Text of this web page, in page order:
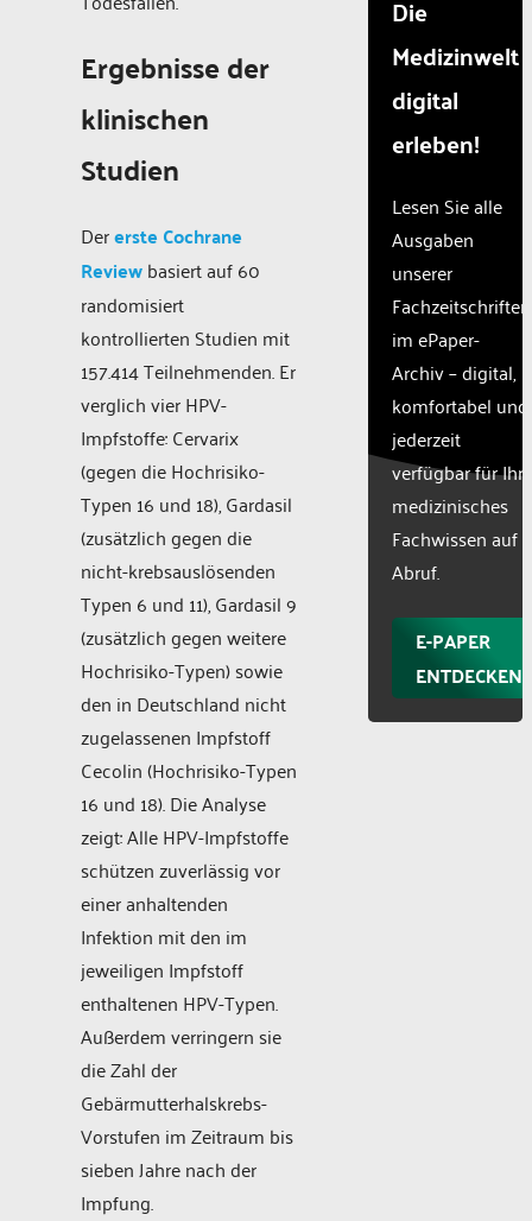
Ergebnisse der
klinischen
Studien
Dererste Cochrane
Reviewbasiert auf 60
randomisiert
kontrollierten Studien mit
157.414 Teilnehmenden. Er
verglich vier HPV-
Impfstoffe: Cervarix
(gegen die Hochrisiko-
Typen 16 und 18), Gardasil
(zusätzlich gegen die
nicht-krebsauslösenden
Typen 6 und 11), Gardasil 9
(zusätzlich gegen weitere
Hochrisiko-Typen) sowie
den in Deutschland nicht
zugelassenen Impfstoff
Cecolin (Hochrisiko-Typen
16 und 18). Die Analyse
zeigt: Alle HPV-Impfstoffe
schützen zuverlässig vor
einer anhaltenden
Infektion mit den im
jeweiligen Impfstoff
enthaltenen HPV-Typen.
Außerdem verringern sie
die Zahl der
Gebärmutterhalskrebs-
Vorstufen im Zeitraum bis
sieben Jahre nach der
Impfung.
Die
Medizinwelt
digital
erleben!
Lesen Sie alle
Ausgaben
unserer
Fachzeitschriften
im ePaper-
Archiv – digital,
komfortabel und
jederzeit
verfügbar für Ihr
medizinisches
Fachwissen auf
Abruf.
E-PAPER
ENTDECKEN